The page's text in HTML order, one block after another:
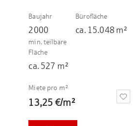
Baujahr
2000
Bürofläche
ca. 15.048 m²
min. teilbare
Fläche
ca. 527 m²
Miete pro m²
13,25 €/m²